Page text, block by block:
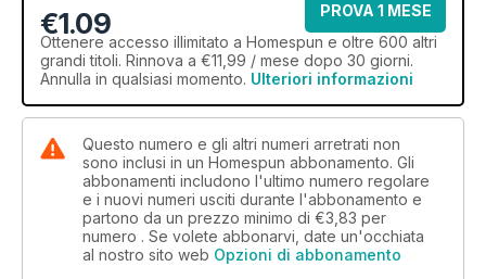
€1.09
PROVA 1 MESE
Ottenere accesso illimitato a Homespun e oltre 600 altri
grandi titoli. Rinnova a €11,99 / mese dopo 30 giorni.
Annulla in qualsiasi momento. Ulteriori informazioni
Questo numero e gli altri numeri arretrati non
sono inclusi in un Homespun abbonamento. Gli
abbonamenti includono l'ultimo numero regolare
e i nuovi numeri usciti durante l'abbonamento e
partono da un prezzo minimo di €3,83 per
numero . Se volete abbonarvi, date un'occhiata
al nostro sito web Opzioni di abbonamento